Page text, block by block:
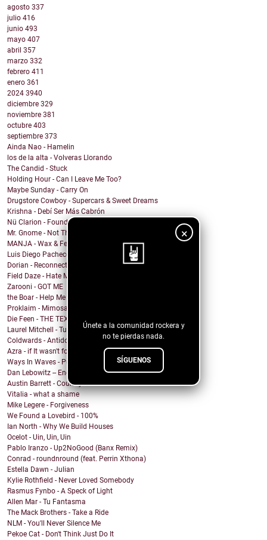
×
Únete a la comunidad rockera y
no te pierdas nada.
SÍGUENOS
agosto 337
julio 416
junio 493
mayo 407
abril 357
marzo 332
febrero 411
enero 361
2024 3940
diciembre 329
noviembre 381
octubre 403
septiembre 373
Ainda Nao - Hamelin
los de la alta - Volveras Llorando
The Candid - Stuck
Holding Hour - Can I Leave Me Too?
Maybe Sunday - Carry On
Drugstore Cowboy - Supercars & Sweet Dreams
Krishna - Debí Ser Más Cabrón
Nü Clarion - Found Wanting
Mr. Gnome - Not This Time, Devil
MANJA - Wax & Feathers
Luis Diego Pacheco - Magic Girl
Dorian - Reconnected
Field Daze - Hate Me
Zarooni - GOT ME
the Boar - Help Me
Proklaim - Mimosa
Die Feen - THE TEXAN
Laurel Mitchell - Tuesday, Parkway
Coldwards - Antidote
Azra - if It wasn't for you
Ways In Waves - Pulled to the Sky
Dan Lebowitz -- Enemies
Austin Barrett - Country Enuf
Vitalia - what a shame
Mike Legere - Forgiveness
We Found a Lovebird - 100%
Ian North - Why We Build Houses
Ocelot - Uin, Uin, Uin
Pablo Iranzo - Up2NoGood (Banx Remix)
Conrad - roundnround (feat. Perrin Xthona)
Estella Dawn - Julian
Kylie Rothfield - Never Loved Somebody
Rasmus Fynbo - A Speck of Light
Allen Mar - Tu Fantasma
The Mack Brothers - Take a Ride
NLM - You'll Never Silence Me
Pekoe Cat - Don't Think Just Do It